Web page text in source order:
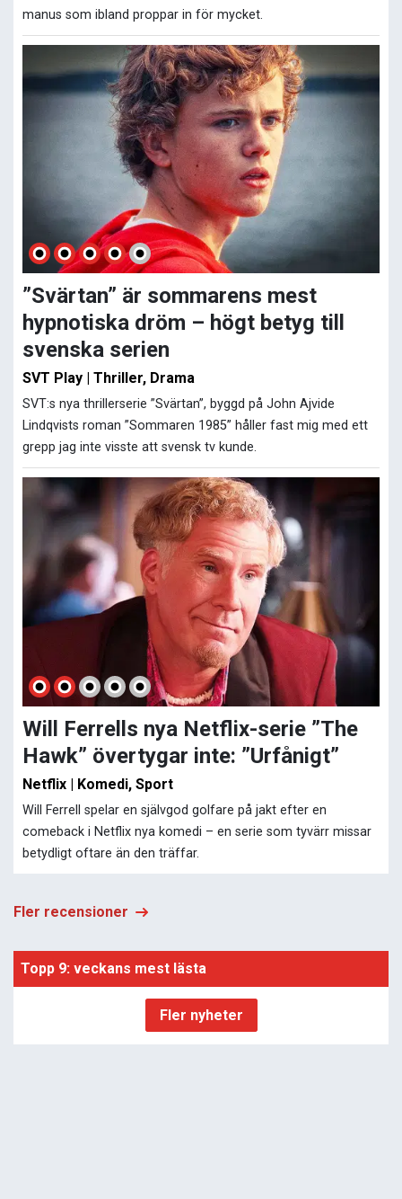
manus som ibland proppar in för mycket.
”Svärtan” är sommarens mest
hypnotiska dröm – högt betyg till
svenska serien
SVT Play | Thriller, Drama
SVT:s nya thrillerserie ”Svärtan”, byggd på John Ajvide
Lindqvists roman ”Sommaren 1985” håller fast mig med ett
grepp jag inte visste att svensk tv kunde.
Will Ferrells nya Netflix-serie ”The
Hawk” övertygar inte: ”Urfånigt”
Netflix | Komedi, Sport
Will Ferrell spelar en självgod golfare på jakt efter en
comeback i Netflix nya komedi – en serie som tyvärr missar
betydligt oftare än den träffar.
Fler recensioner
Topp 9: veckans mest lästa
Fler nyheter